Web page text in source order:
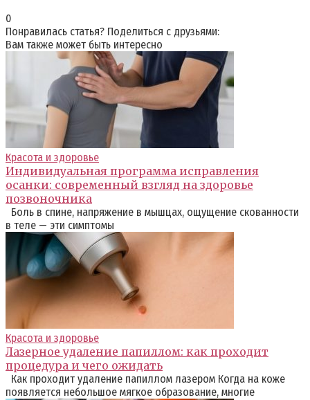
0
Понравилась статья? Поделиться с друзьями:
Вам также может быть интересно
Красота и здоровье
Индивидуальная программа исправления
осанки: современный взгляд на здоровье
позвоночника
Боль в спине, напряжение в мышцах, ощущение скованности
в теле — эти симптомы
Красота и здоровье
Лазерное удаление папиллом: как проходит
процедура и чего ожидать
Как проходит удаление папиллом лазером Когда на коже
появляется небольшое мягкое образование, многие